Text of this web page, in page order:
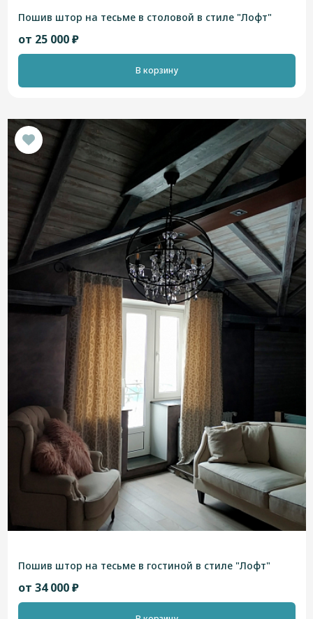
Пошив штор на тесьме в столовой в стиле "Лофт"
от 25 000 ₽
В корзину
Пошив штор на тесьме в гостиной в стиле "Лофт"
от 34 000 ₽